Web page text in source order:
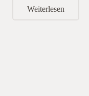
Weiterlesen